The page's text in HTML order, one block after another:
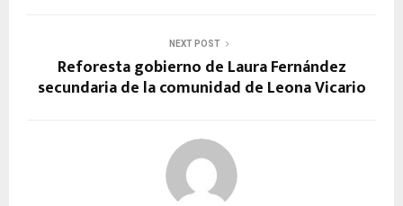
NEXT POST
Reforesta gobierno de Laura Fernández
secundaria de la comunidad de Leona Vicario